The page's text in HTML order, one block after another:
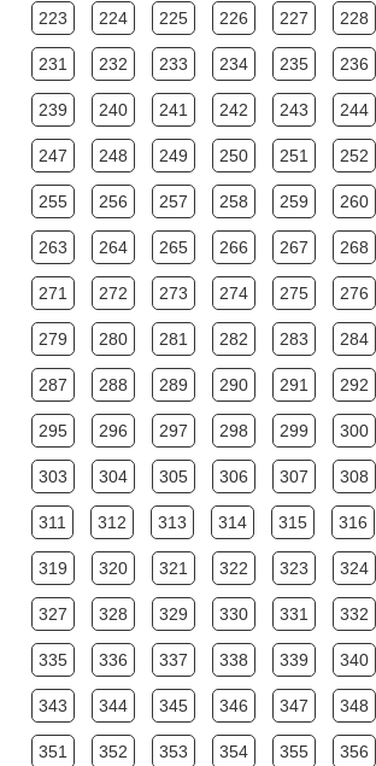
223 224 225 226 227 228
231 232 233 234 235 236
239 240 241 242 243 244
247 248 249 250 251 252
255 256 257 258 259 260
263 264 265 266 267 268
271 272 273 274 275 276
279 280 281 282 283 284
287 288 289 290 291 292
295 296 297 298 299 300
303 304 305 306 307 308
311 312 313 314 315 316
319 320 321 322 323 324
327 328 329 330 331 332
335 336 337 338 339 340
343 344 345 346 347 348
351 352 353 354 355 356